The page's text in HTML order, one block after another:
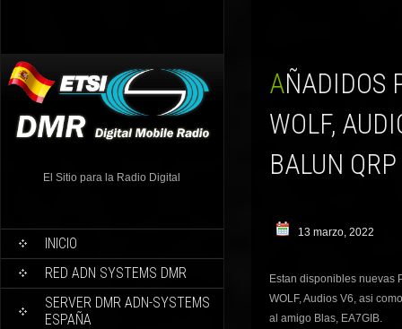
El Sitio para la Radio Digital
INICIO
RED ADN SYSTEMS DMR
SERVER DMR ADN-SYSTEMS
ESPAÑA
AÑADIDOS PLACAS GERBER PARA PROYECTO LOBO
WOLF,
BALUN
13 marzo, 2022
Estan disponibles nuevas
WOLF, Audios V6, asi
al amigo Blas, EA7GIB.